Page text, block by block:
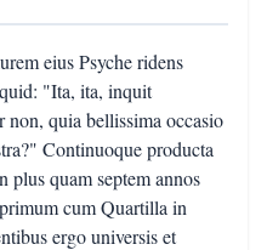
eius Psyche ridens
"Ita, ita, inquit
quia bellissima occasio
Continuoque producta
plus quam septem annos
cum Quartilla in
ergo universis et